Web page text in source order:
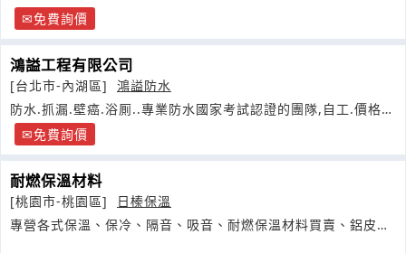
區唯一具有裁判資格技術指導
免費詢價
鴻謚工程有限公司
[台北市-內湖區]
鴻謚防水
防水.抓漏.壁癌.浴厠..專業防水國家考試認證的團隊,自工.價格合
理 免費詢價
耐燃保溫材料
[桃園市-桃園區]
日榛保溫
專營各式保溫、保冷、隔音、吸音、耐燃保溫材料買賣、鋁皮、